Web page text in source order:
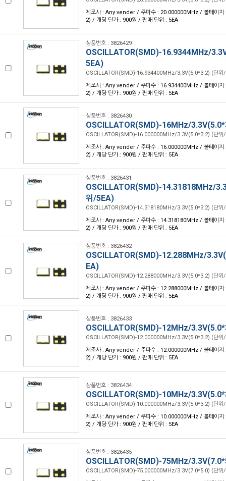
제조사 : Any vender / 주파수 : 20.000000MHz / 볼테이
2) / 개당 단가 : 900원 / 판매 단위 : 5EA
상품번호 : 3826429
OSCILLATOR(SMD)-16.9344MHz/
5EA)
OSCILLATOR(SMD)-16.934400MHz/3.3V(5.0*3.2) (단위
제조사 : Any vender / 주파수 : 16.934400MHz / 볼테이
2) / 개당 단가 : 900원 / 판매 단위 : 5EA
상품번호 : 3826430
OSCILLATOR(SMD)-16MHz/
OSCILLATOR(SMD)-16.000000MHz/3.3V(5.0*3.2) (단위
제조사 : Any vender / 주파수 : 16.000000MHz / 볼테이
2) / 개당 단가 : 900원 / 판매 단위 : 5EA
상품번호 : 3826431
OSCILLATOR(SMD)-14.31818MHz/
위/5EA)
OSCILLATOR(SMD)-14.318180MHz/3.3V(5.0*3.2) (단위
제조사 : Any vender / 주파수 : 14.318180MHz / 볼테이
2) / 개당 단가 : 900원 / 판매 단위 : 5EA
상품번호 : 3826432
OSCILLATOR(SMD)-12.288MHz/
EA)
OSCILLATOR(SMD)-12.288000MHz/3.3V(5.0*3.2) (단위
제조사 : Any vender / 주파수 : 12.288000MHz / 볼테이
2) / 개당 단가 : 900원 / 판매 단위 : 5EA
상품번호 : 3826433
OSCILLATOR(SMD)-12MHz/
OSCILLATOR(SMD)-12.000000MHz/3.3V(5.0*3.2) (단위
제조사 : Any vender / 주파수 : 12.000000MHz / 볼테이
2) / 개당 단가 : 900원 / 판매 단위 : 5EA
상품번호 : 3826434
OSCILLATOR(SMD)-10MHz/
OSCILLATOR(SMD)-10.000000MHz/3.3V(5.0*3.2) (단위
제조사 : Any vender / 주파수 : 10.000000MHz / 볼테이
2) / 개당 단가 : 900원 / 판매 단위 : 5EA
상품번호 : 3826435
OSCILLATOR(SMD)-75MHz/
OSCILLATOR(SMD)-75.000000MHz/3.3V(7.0*5.0) (단위